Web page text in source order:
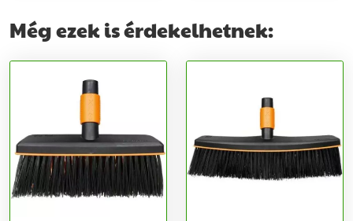
Még ezek is érdekelhetnek: